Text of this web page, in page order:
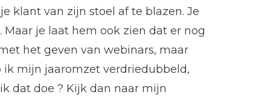
klant van zijn stoel af te blazen. Je
je laat hem ook zien dat er nog
het geven van webinars, maar
ik mijn jaaromzet verdriedubbeld,
dat doe ? Kijk dan naar mijn